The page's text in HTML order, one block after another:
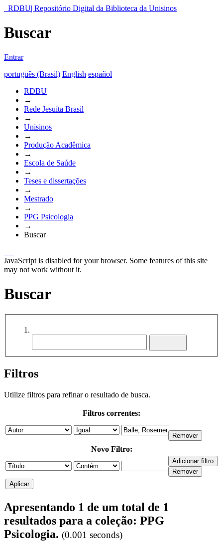
RDBU| Repositório Digital da Biblioteca da Unisinos
Buscar
Entrar
português (Brasil) English español
RDBU
→
Rede Jesuíta Brasil
→
Unisinos
→
Produção Acadêmica
→
Escola de Saúde
→
Teses e dissertações
→
Mestrado
→
PPG Psicologia
→
Buscar
JavaScript is disabled for your browser. Some features of this site
may not work without it.
Buscar
Filtros
Utilize filtros para refinar o resultado de busca.
Filtros correntes:
Novo Filtro:
Apresentando 1 de um total de 1
resultados para a coleção: PPG
Psicologia. (0.001 seconds)